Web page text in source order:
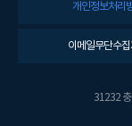
개인정보처리
이메일무단수
31232